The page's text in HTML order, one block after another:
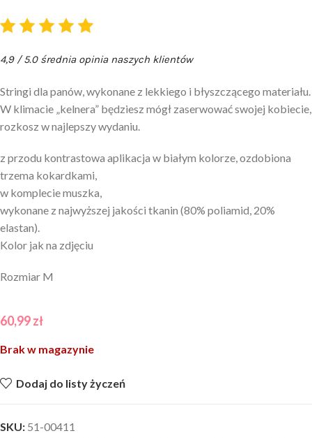
4,9 / 5.0 średnia opinia naszych klientów
Stringi dla panów, wykonane z lekkiego i błyszczącego materiału.
W klimacie „kelnera” będziesz mógł zaserwować swojej kobiecie,
rozkosz w najlepszy wydaniu.
z przodu kontrastowa aplikacja w białym kolorze, ozdobiona
trzema kokardkami,
w komplecie muszka,
wykonane z najwyższej jakości tkanin (80% poliamid, 20%
elastan).
Kolor jak na zdjęciu
Rozmiar M
60,99zł
Brak w magazynie
Dodaj do listy życzeń
SKU: 51-00411